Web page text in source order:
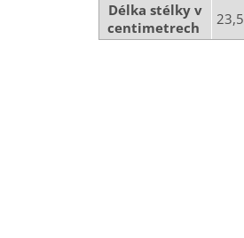
Délka stélky v
centimetrech
23,5